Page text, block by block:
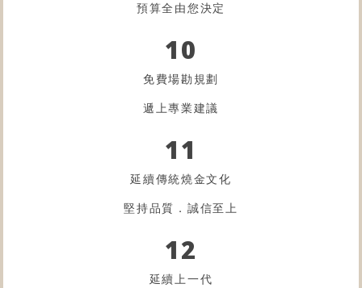
預算全由您決定
10
免費場勘規劃
遞上專業建議
11
延續傳統燒金文化
堅持品質．誠信至上
12
延續上一代